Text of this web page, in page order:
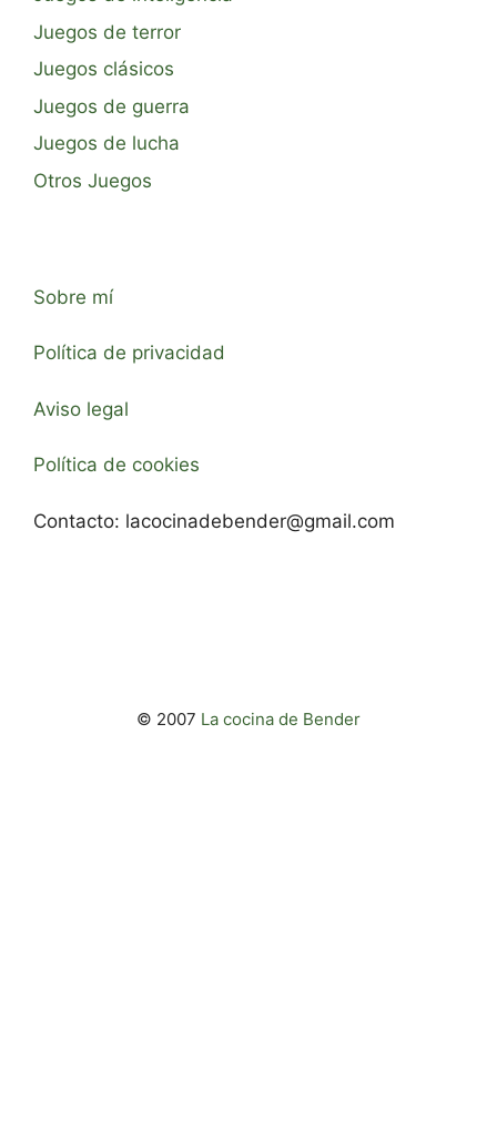
Juegos de terror
Juegos clásicos
Juegos de guerra
Juegos de lucha
Otros Juegos
Sobre mí
Política de privacidad
Aviso legal
Política de cookies
Contacto: lacocinadebender@gmail.com
© 2007 La cocina de Bender